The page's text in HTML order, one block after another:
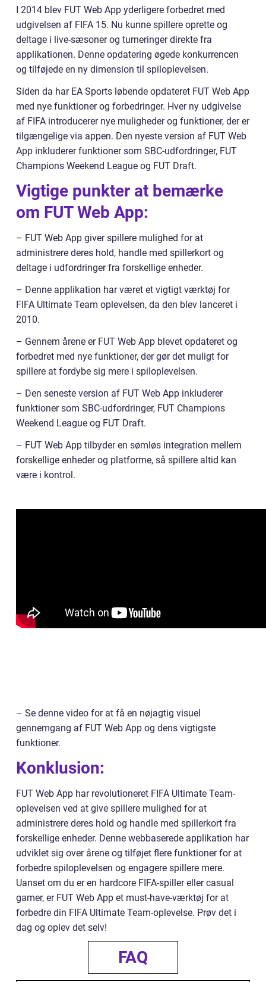
I 2014 blev FUT Web App yderligere forbedret med
udgivelsen af FIFA 15. Nu kunne spillere oprette og
deltage i live-sæsoner og turneringer direkte fra
applikationen. Denne opdatering øgede konkurrencen
og tilføjede en ny dimension til spiloplevelsen.
Siden da har EA Sports løbende opdateret FUT Web App
med nye funktioner og forbedringer. Hver ny udgivelse
af FIFA introducerer nye muligheder og funktioner, der er
tilgængelige via appen. Den nyeste version af FUT Web
App inkluderer funktioner som SBC-udfordringer, FUT
Champions Weekend League og FUT Draft.
Vigtige punkter at bemærke
om FUT Web App:
– FUT Web App giver spillere mulighed for at
administrere deres hold, handle med spillerkort og
deltage i udfordringer fra forskellige enheder.
– Denne applikation har været et vigtigt værktøj for
FIFA Ultimate Team oplevelsen, da den blev lanceret i
2010.
– Gennem årene er FUT Web App blevet opdateret og
forbedret med nye funktioner, der gør det muligt for
spillere at fordybe sig mere i spiloplevelsen.
– Den seneste version af FUT Web App inkluderer
funktioner som SBC-udfordringer, FUT Champions
Weekend League og FUT Draft.
– FUT Web App tilbyder en sømløs integration mellem
forskellige enheder og platforme, så spillere altid kan
være i kontrol.
– Se denne video for at få en nøjagtig visuel
gennemgang af FUT Web App og dens vigtigste
funktioner.
Konklusion:
FUT Web App har revolutioneret FIFA Ultimate Team-
oplevelsen ved at give spillere mulighed for at
administrere deres hold og handle med spillerkort fra
forskellige enheder. Denne webbaserede applikation har
udviklet sig over årene og tilføjet flere funktioner for at
forbedre spiloplevelsen og engagere spillere mere.
Uanset om du er en hardcore FIFA-spiller eller casual
gamer, er FUT Web App et must-have-værktøj for at
forbedre din FIFA Ultimate Team-oplevelse. Prøv det i
dag og oplev det selv!
FAQ